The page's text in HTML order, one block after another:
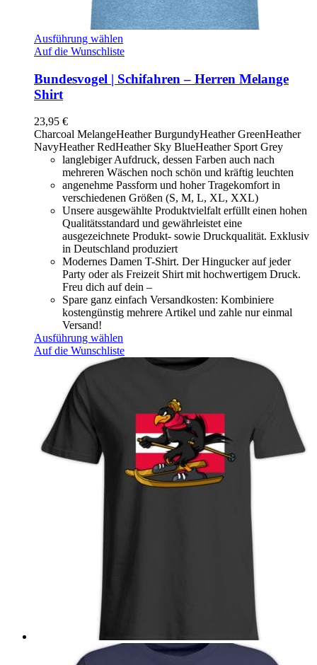
Ausführung wählen
Auf die Wunschliste
Bundesvogel | Schifahren – Herren Melange
Shirt
23,95 €
Charcoal MelangeHeather BurgundyHeather GreenHeather
NavyHeather RedHeather Sky BlueHeather Sport Grey
langlebiger Aufdruck, dessen Farben auch nach
mehreren Wäschen noch schön und kräftig leuchten
angenehme Passform und hoher Tragekomfort in
verschiedenen Größen (S, M, L, XL, XXL)
Unsere ausgewählte Produktvielfalt erfüllt einen hohen
Qualitätsstandard und gewährleistet eine
ausgezeichnete Produkt- sowie Druckqualität. Exklusiv
in Deutschland produziert
Modernes Damen T-Shirt. Der Hingucker auf jeder
Party oder als Freizeit Shirt mit hochwertigem Druck.
Freu dich auf dein –
Spare ganz einfach Versandkosten: Kombiniere
kostengünstig mehrere Artikel und zahle nur einmal
Versand!
Ausführung wählen
Auf die Wunschliste